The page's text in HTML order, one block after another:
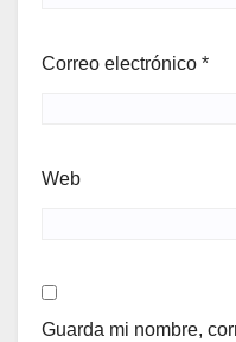
Correo electrónico *
Web
Guarda mi nombre,